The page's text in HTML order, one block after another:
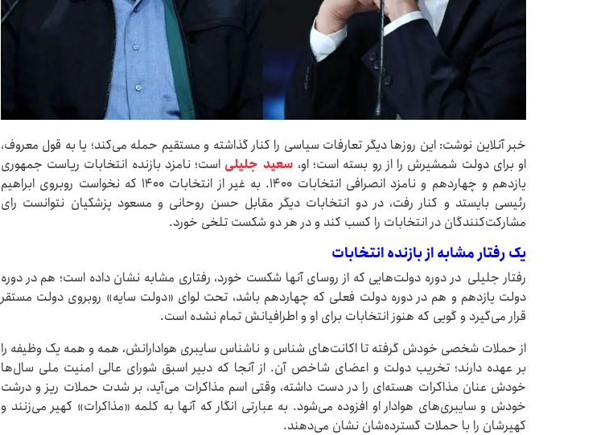
خبر آنلاین نوشت: این روزها دیگر تعارفات سیاسی را کنار گذاشته و مستقیم حمله می‌کند؛ یا به قول معروف،
او برای دولت شمشیرش را از رو بسته است؛ او، سعید جلیلی است؛ نامزد بازنده انتخابات ریاست جمهوری
یازدهم و چهاردهم و نامزد انصرافی انتخابات ۱۴۰۰. به غیر از انتخابات ۱۴۰۰ که نخواست روبروی ابراهیم
رئیسی بایستد و کنار رفت، در دو انتخابات دیگر مقابل حسن روحانی و مسعود پزشکیان نتوانست رای
مشارکت‌کنندگان در انتخابات را کسب کند و در هر دو شکست تلخی خورد.
یک رفتار مشابه از بازنده انتخابات
رفتار جلیلی در دوره دولت‌هایی که از روسای آنها شکست خورد، رفتاری مشابه نشان داده است؛ هم در دوره
دولت یازدهم و هم در دوره دولت فعلی که چهاردهم باشد، تحت لوای «دولت سایه» روبروی دولت مستقر
قرار می‌گیرد و گویی که هنوز انتخابات برای او و اطرافیانش تمام نشده است.
از حملات شخصی خودش گرفته تا اکانت‌های شناس و ناشناس سایبری هوادارانش، همه و همه یک وظیفه را
بر عهده دارند؛ تخریب دولت و اعضای شاخص آن. از آنجا که دبیر اسبق شورای عالی امنیت ملی سال‌ها
خودش عنان مذاکرات هسته‌ای را در دست داشته، وقتی اسم مذاکرات می‌آید، بر شدت حملات ریز و درشت
خودش و سایبری‌های هوادار او افزوده می‌شود. به عبارتی انگار که آنها به کلمه «مذاکرات» کهیر می‌زنند و
کهیرشان را با حملات گسترده‌شان نشان می‌دهند.